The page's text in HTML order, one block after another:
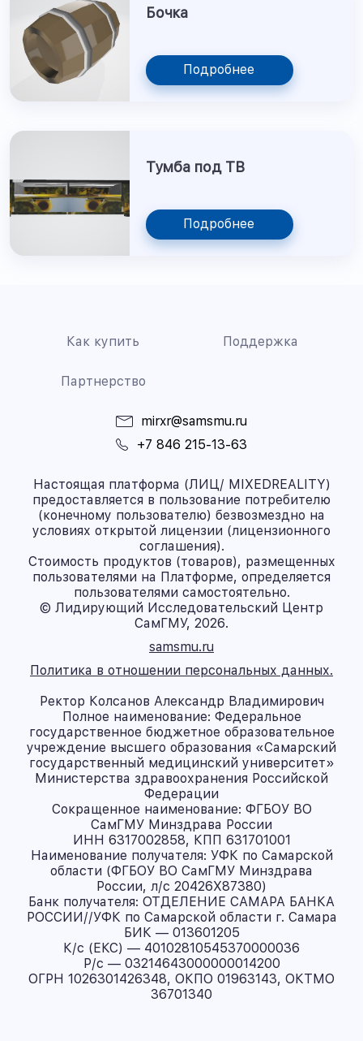
Бочка
Подробнее
Тумба под ТВ
Подробнее
Как купить Поддержка
Партнерство
mirxr@samsmu.ru
+7 846 215-13-63
Настоящая платформа (ЛИЦ/ MIXEDREALITY)
предоставляется в пользование потребителю
(конечному пользователю) безвозмездно на
условиях открытой лицензии (лицензионного
соглашения).
Стоимость продуктов (товаров), размещенных
пользователями на Платформе, определяется
пользователями самостоятельно.
© Лидирующий Исследовательский Центр
СамГМУ, 2026.
samsmu.ru
Политика в отношении персональных данных.
Ректор Колсанов Александр Владимирович
Полное наименование: Федеральное
государственное бюджетное образовательное
учреждение высшего образования «Самарский
государственный медицинский университет»
Министерства здравоохранения Российской
Федерации
Сокращенное наименование: ФГБОУ ВО
СамГМУ Минздрава России
ИНН 6317002858, КПП 631701001
Наименование получателя: УФК по Самарской
области (ФГБОУ ВО СамГМУ Минздрава
России, л/с 20426X87380)
Банк получателя: ОТДЕЛЕНИЕ САМАРА БАНКА
РОССИИ//УФК по Самарской области г. Самара
БИК — 013601205
К/с (ЕКС) — 40102810545370000036
Р/с — 03214643000000014200
ОГРН 1026301426348, ОКПО 01963143, ОКТМО
36701340